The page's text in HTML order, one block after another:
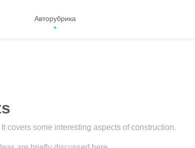
Авторубрика
covers some interesting aspects of construction.